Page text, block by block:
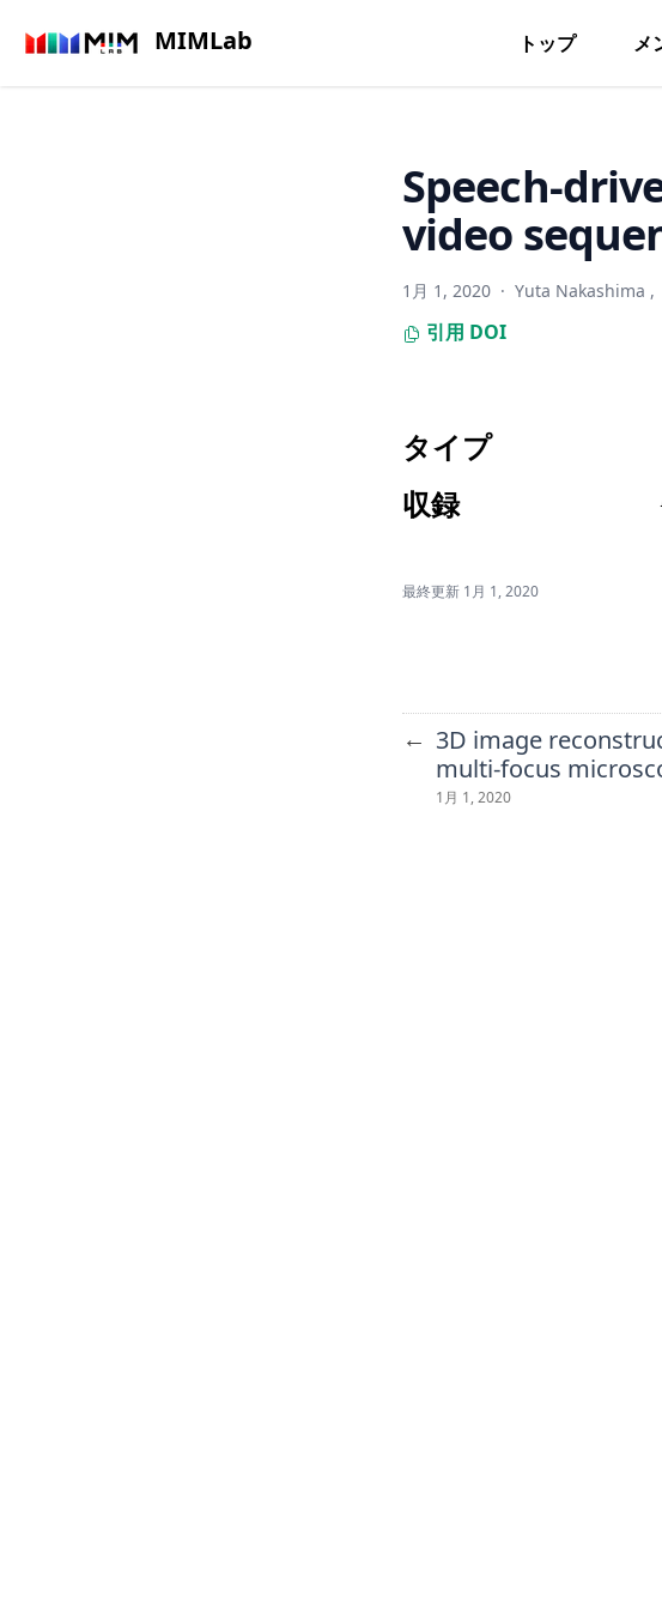
MIMLab トップ メ
Speech-
video
1月 1, 2020 · Yuta Nakashima ,
引用 DOI
タイプ
収録
最終更新 1月 1, 2020
← 3D image
multi-focus
1月 1, 2020